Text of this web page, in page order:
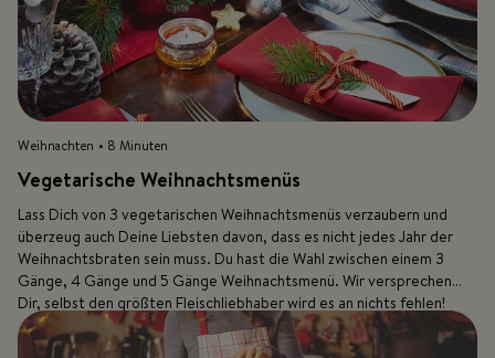
Weihnachten • 8 Minuten
Vegetarische Weihnachtsmenüs
Lass Dich von 3 vegetarischen Weihnachtsmenüs verzaubern und
überzeug auch Deine Liebsten davon, dass es nicht jedes Jahr der
Weihnachtsbraten sein muss. Du hast die Wahl zwischen einem 3
Gänge, 4 Gänge und 5 Gänge Weihnachtsmenü. Wir versprechen
Dir, selbst den größten Fleischliebhaber wird es an nichts fehlen!